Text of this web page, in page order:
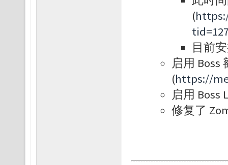
(
目前安
启用 Boss
(https://
启用 Boss
修复了